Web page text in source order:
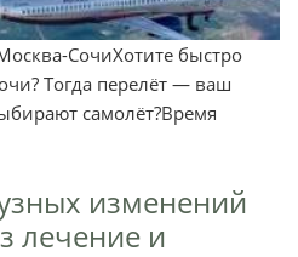
СочиХотите быстро
Тогда перелёт — ваш
самолёт?Время
изменений
лечение и